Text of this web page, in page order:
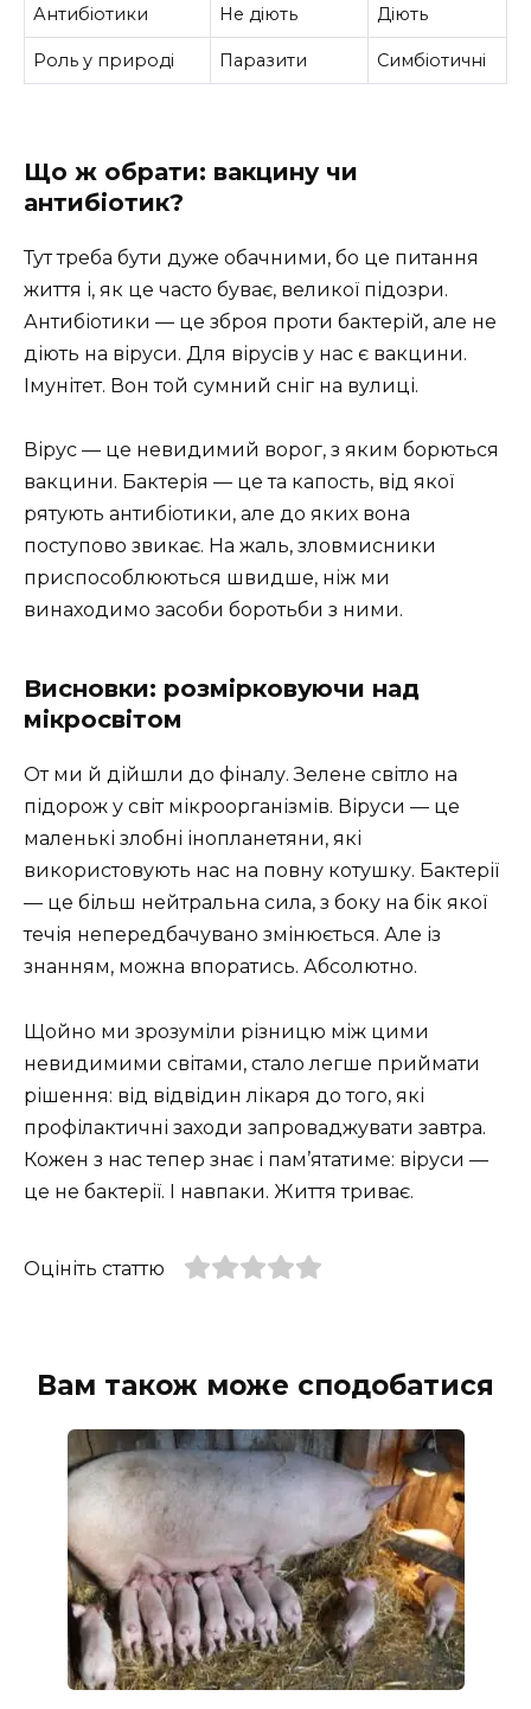
Антибіотики Не діють Діють
Роль у природі Паразити Симбіотичні
Що ж обрати: вакцину чи
антибіотик?
Тут треба бути дуже обачними, бо це питання
життя і, як це часто буває, великої підозри.
Антибіотики — це зброя проти бактерій, але не
діють на віруси. Для вірусів у нас є вакцини.
Імунітет. Вон той сумний сніг на вулиці.
Вірус — це невидимий ворог, з яким борються
вакцини. Бактерія — це та капость, від якої
рятують антибіотики, але до яких вона
поступово звикає. На жаль, зловмисники
приспособлюються швидше, ніж ми
винаходимо засоби боротьби з ними.
Висновки: розмірковуючи над
мікросвітом
От ми й дійшли до фіналу. Зелене світло на
підорож у світ мікроорганізмів. Віруси — це
маленькі злобні інопланетяни, які
використовують нас на повну котушку. Бактерії
— це більш нейтральна сила, з боку на бік якої
течія непередбачувано змінюється. Але із
знанням, можна впоратись. Абсолютно.
Щойно ми зрозуміли різницю між цими
невидимими світами, стало легше приймати
рішення: від відвідин лікаря до того, які
профілактичні заходи запроваджувати завтра.
Кожен з нас тепер знає і пам’ятатиме: віруси —
це не бактерії. І навпаки. Життя триває.
Оцініть статтю
Вам також може сподобатися